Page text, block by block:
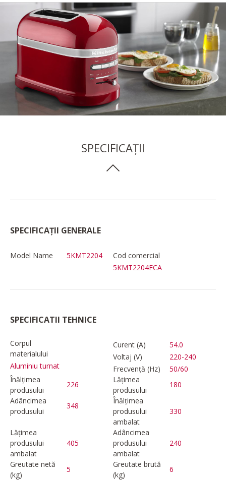
SPECIFICAȚII
SPECIFICAȚII GENERALE
Model Name 5KMT2204
Cod comercial
5KMT2204ECA
SPECIFICATII TEHNICE
Corpul
materialului
Aluminiu turnat
Curent (A)
54.0
Voltaj (V)
220-240
Frecvență (Hz)
50/60
Înălțimea
produsului
226
Lățimea
produsului
180
Adâncimea
produsului
348
Înălțimea
produsului
ambalat
330
Lățimea
produsului
ambalat
405
Adâncimea
produsului
ambalat
240
Greutate netă
(kg)
5
Greutate brută
(kg)
6